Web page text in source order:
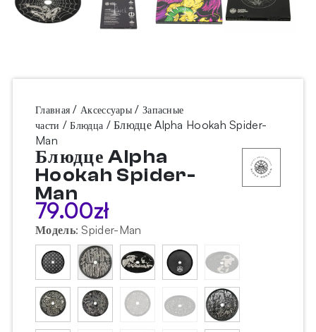
Главная /Аксессуары / Запасные
части /Блюдца / Блюдце Alpha Hookah Spider-
Man
Блюдце Alpha
Hookah Spider-
Man
79.00zł
Модель: Spider-Man